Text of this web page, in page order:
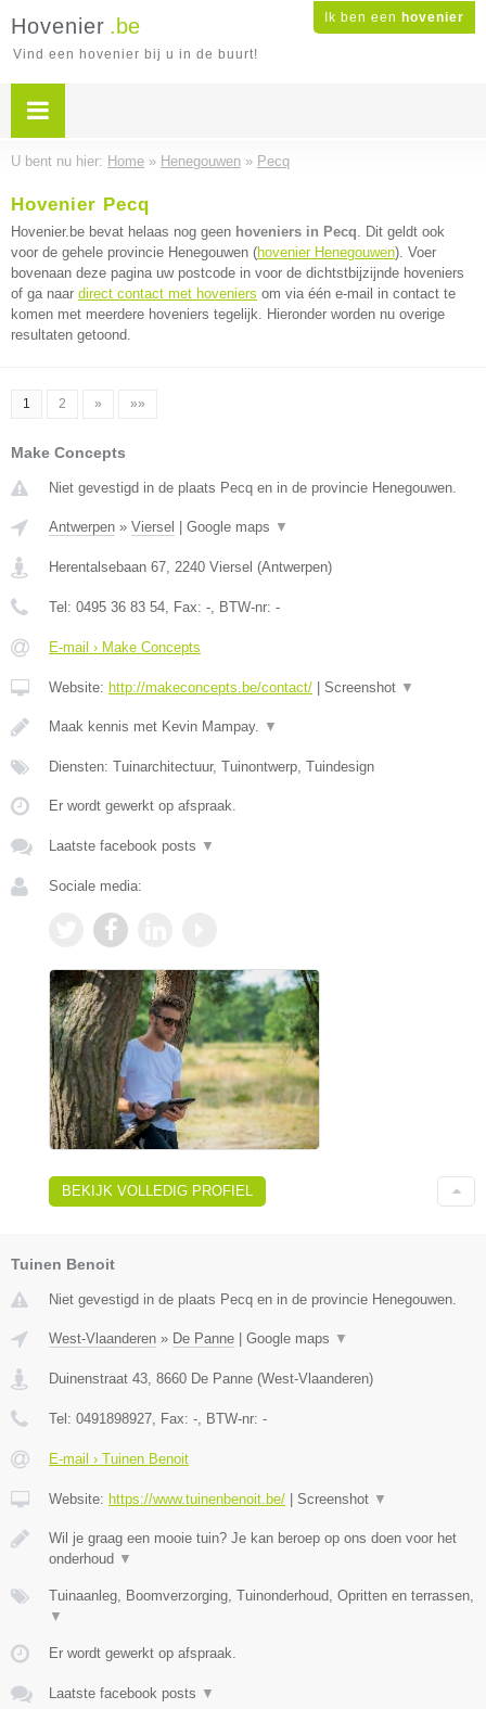
Ik ben een hovenier
Hovenier .be
Vind een hovenier bij u in de buurt!
U bent nu hier: Home » Henegouwen » Pecq
Hovenier Pecq
Hovenier.be bevat helaas nog geen hoveniers in Pecq. Dit geldt ook
voor de gehele provincie Henegouwen (hovenier Henegouwen). Voer
bovenaan deze pagina uw postcode in voor de dichtstbijzijnde hoveniers
of ga naar direct contact met hoveniers om via één e-mail in contact te
komen met meerdere hoveniers tegelijk. Hieronder worden nu overige
resultaten getoond.
1 2 » »»
Make Concepts
Niet gevestigd in de plaats Pecq en in de provincie Henegouwen.
Antwerpen » Viersel Google maps ▼
Herentalsebaan 67, 2240 Viersel (Antwerpen)
Tel: 0495 36 83 54, Fax: -, BTW-nr: -
E-mail › Make Concepts
Website: http://makeconcepts.be/contact/ Screenshot ▼
Maak kennis met Kevin Mampay. ▼
Diensten: Tuinarchitectuur, Tuinontwerp, Tuindesign
Er wordt gewerkt op afspraak.
Laatste facebook posts ▼
Sociale media:
BEKIJK VOLLEDIG PROFIEL
Tuinen Benoit
Niet gevestigd in de plaats Pecq en in de provincie Henegouwen.
West-Vlaanderen » De Panne | Google maps ▼
Duinenstraat 43 8660 De Panne (West-Vlaanderen)
Tel: 0491898927 , Fax: - , BTW-nr: -
E-mail › Tuinen Benoit
Website: https://www.tuinenbenoit.be/ | Screenshot ▼
Wil je graag een mooie tuin? Je kan beroep op ons doen voor het
onderhoud ▼
Tuinaanleg, Boomverzorging, Tuinonderhoud, Opritten en terrassen,
▼
Er wordt gewerkt op afspraak.
Laatste facebook posts ▼